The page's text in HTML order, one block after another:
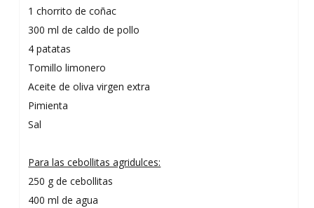
1 chorrito de coñac
300 ml de caldo de pollo
4 patatas
Tomillo limonero
Aceite de oliva virgen extra
Pimienta
Sal
Para las cebollitas agridulces:
250 g de cebollitas
400 ml de agua